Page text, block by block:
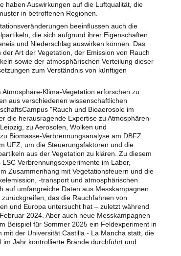
haben Auswirkungen auf die Luftqualität, die
in betroffenen Regionen.
beeinflussen auch die
die sich aufgrund ihrer Eigenschaften
und Niederschlag auswirken können. Das
Art der Vegetation, der Emission von Rauch
sowie der atmosphärischen Verteilung dieser
zum Verständnis von künftigen
Klima-Vegetation erforschen zu
aus verschiedenen wissenschaftlichen
"Rauch und Bioaerosole im
die herausragende Expertise zu Atmosphären-
zu Aerosolen, Wolken und
Biomasse-Verbrennungsanalyse am DBFZ
UFZ, um die Steuerungsfaktoren und die
aus der Vegetation zu klären. Zu diesem
Verbrennungsexperimente im Labor,
Zusammenhang mit Vegetationsfeuern und die
-transport und atmosphärischen
auf umfangreiche Daten aus Messkampagnen
das die Rauchfahnen von
und Europa untersucht hat – zuletzt während
2024. Aber auch neue Messkampagnen
Beispiel für Sommer 2025 ein Feldexperiment in
der Universität Castilla - La Mancha statt, die
Jahr kontrollierte Brände durchführt und